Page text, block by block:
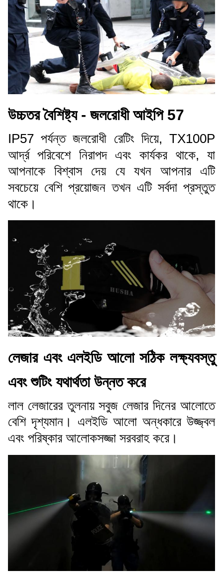
উচ্চতর বৈশিষ্ট্য - জলরোধী আইপি 57
IP57 পর্যন্ত জলরোধী রেটিং দিয়ে, TX100P
আর্দ্র পরিবেশে নিরাপদ এবং কার্যকর থাকে, যা
আপনাকে বিশ্বাস দেয় যে যখন আপনার এটি
সবচেয়ে বেশি প্রয়োজন তখন এটি সর্বদা প্রস্তুত
থাকে।
লেজার এবং এলইডি আলো সঠিক লক্ষ্যবস্তু
এবং শুটিং যথার্থতা উন্নত করে
লাল লেজারের তুলনায় সবুজ লেজার দিনের আলোতে
বেশি দৃশ্যমান। এলইডি আলো অন্ধকারে উজ্জ্বল
এবং পরিষ্কার আলোকসজ্জা সরবরাহ করে।